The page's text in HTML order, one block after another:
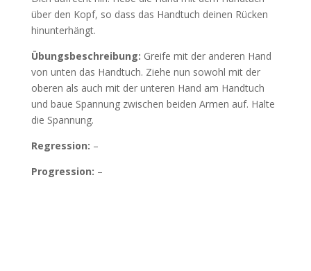
über den Kopf, so dass das Handtuch deinen Rücken
hinunterhängt.
Übungsbeschreibung: Greife mit der anderen Hand
von unten das Handtuch. Ziehe nun sowohl mit der
oberen als auch mit der unteren Hand am Handtuch
und baue Spannung zwischen beiden Armen auf. Halte
die Spannung.
Regression: –
Progression: –